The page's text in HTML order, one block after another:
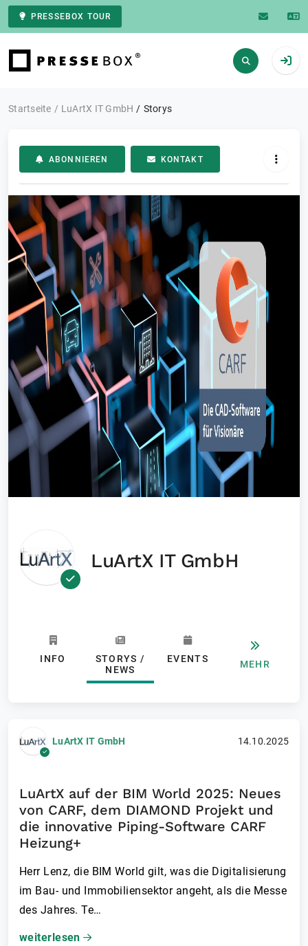
PRESSEBOX TOUR
Zur Startseite
Startseite LuArtX IT GmbH Storys
ABONNIEREN KONTAKT
LuArtX IT GmbH
INFO
STORYS /
NEWS
EVENTS MEHR
LuArtX IT GmbH 14.10.2025
LuArtX auf der BIM World 2025: Neues
von CARF, dem DIAMOND Projekt und
die innovative Piping-Software CARF
Heizung+
Herr Lenz, die BIM World gilt, was die Digitalisierung
im Bau- und Immobiliensektor angeht, als die Messe
des Jahres. Te…
weiterlesen